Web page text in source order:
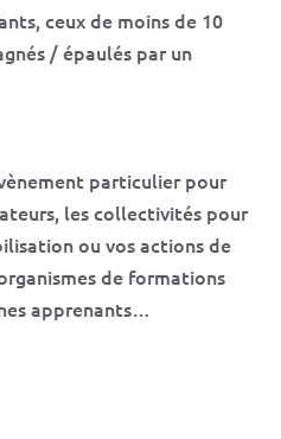
ceux de moins de 10
/ épaulés par un
particulier pour
les collectivités pour
ou vos actions de
de formations
apprenants…